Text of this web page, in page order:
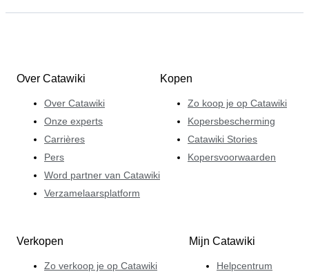
Over Catawiki
Over Catawiki
Onze experts
Carrières
Pers
Word partner van Catawiki
Verzamelaarsplatform
Kopen
Zo koop je op Catawiki
Kopersbescherming
Catawiki Stories
Kopersvoorwaarden
Verkopen
Zo verkoop je op Catawiki
Mijn Catawiki
Helpcentrum